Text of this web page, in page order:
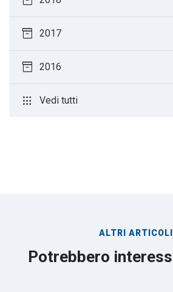
inventory_2 2017
inventory_2 2016
apps Vedi tutti
ALTRI ARTICOLI
Potrebbero